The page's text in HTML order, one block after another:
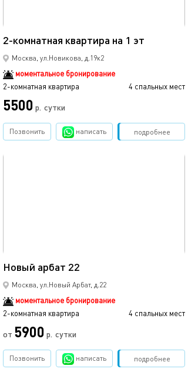
2-комнатная квартира на 1 эт
Москва, ул.Новикова, д.19к2
моментальное бронирование
2-комнатная квартира
4 спальных мест
5500 р. сутки
подробнее
Позвонить написать Забронировать
Новый арбат 22
Москва, ул.Новый Арбат, д.22
моментальное бронирование
2-комнатная квартира
4 спальных мест
от 5900 р. сутки
подробнее
Позвонить написать Забронировать